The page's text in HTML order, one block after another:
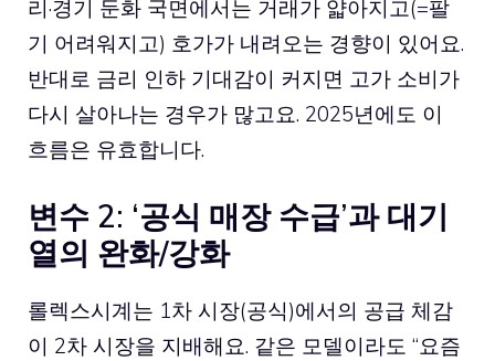
리·경기 둔화 국면에서는 거래가 얇아지고(=팔
기 어려워지고) 호가가 내려오는 경향이 있어요.
반대로 금리 인하 기대감이 커지면 고가 소비가
다시 살아나는 경우가 많고요. 2025년에도 이
흐름은 유효합니다.
변수 2: ‘공식 매장 수급’과 대기
열의 완화/강화
롤렉스시계는 1차 시장(공식)에서의 공급 체감
이 2차 시장을 지배해요. 같은 모델이라도 “요즘